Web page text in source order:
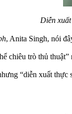
Diễn
, Anita Singh, nói
chiêu trò thủ
“diễn xuất